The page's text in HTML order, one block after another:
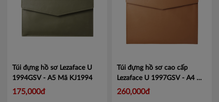
Túi đựng hồ sơ Lezaface U
1994GSV - A5 Mã KJ1994
175,000đ
Túi đựng hồ sơ cao cấp
Lezaface U 1997GSV - A4 Mã
KJ1997
260,000đ